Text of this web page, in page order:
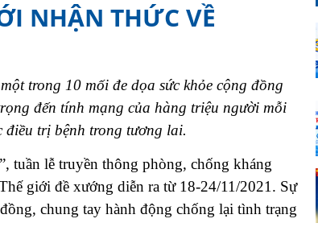
NHẬN THỨC VỀ
trong 10 mối đe dọa sức khỏe cộng đồng
đến tính mạng của hàng triệu người mỗi
trị bệnh trong tương lai.
tuần lễ truyền thông phòng, chống kháng
giới đề xướng diễn ra từ 18-24/11/2021. Sự
chung tay hành động chống lại tình trạng